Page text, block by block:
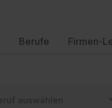
Berufe Firmen-